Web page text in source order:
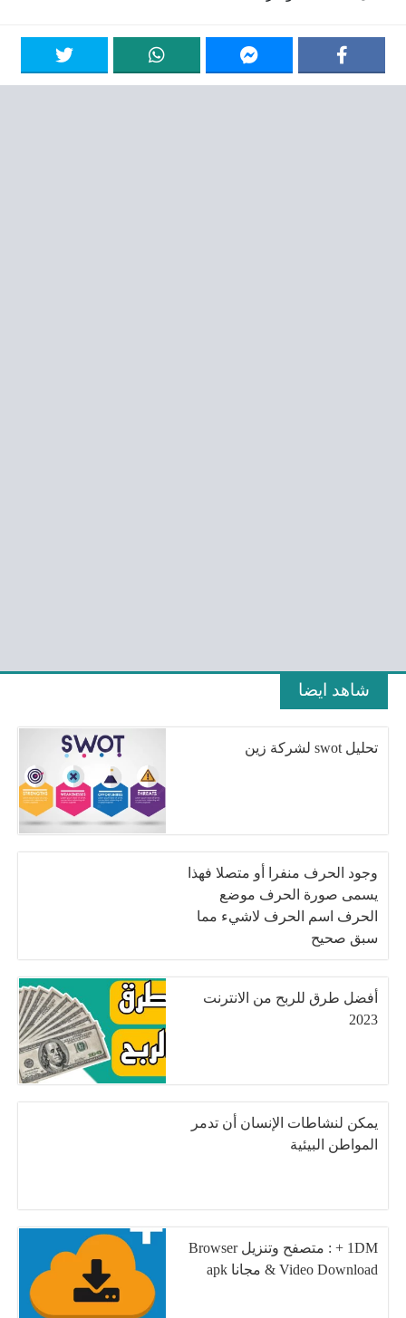
شاهد ايضا
تحليل swot لشركة زين
وجود الحرف منفرا أو متصلا فهذا
يسمى صورة الحرف موضع
الحرف اسم الحرف لاشيء مما
سبق صحيح
أفضل طرق للربح من الانترنت
2023
يمكن لنشاطات الإنسان أن تدمر
المواطن البيئية
1DM + : متصفح وتنزيل Browser
& Video Download مجانا apk